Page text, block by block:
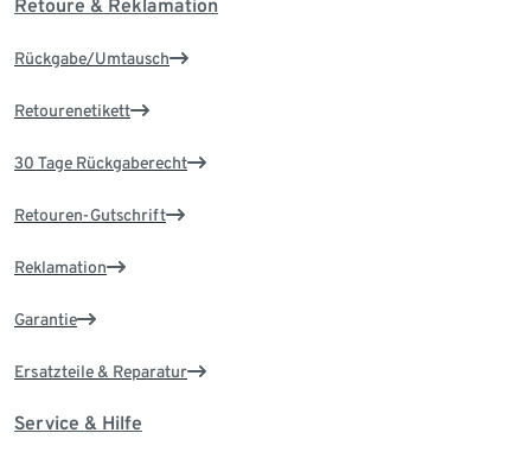
Retoure & Reklamation
Rückgabe/Umtausch
Retourenetikett
30 Tage Rückgaberecht
Retouren-Gutschrift
Reklamation
Garantie
Ersatzteile & Reparatur
Service & Hilfe